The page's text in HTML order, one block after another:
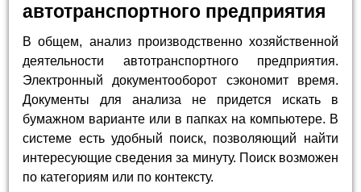
автотранспортного предприятия
В общем, анализ производственно хозяйственной
деятельности автотранспортного предприятия.
Электронный документооборот сэкономит время.
Документы для анализа не придется искать в
бумажном варианте или в папках на компьютере. В
системе есть удобный поиск, позволяющий найти
интересующие сведения за минуту. Поиск возможен
по категориям или по контексту.